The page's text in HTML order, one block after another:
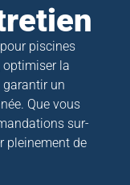
piscines
optimiser la
garantir un
Que vous
sur-
pleinement de